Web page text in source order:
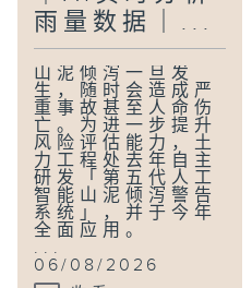
雨量数据｜...
山泥倾泻一旦发
生，随时会造成严
重事故甚至人命伤
亡。为进一步提升
风险评估能力，土
力工程处去年自主
研发「第五代人工
智能山泥倾泻警告
系统」，并于今年
全面应用。
...
06/08/2026